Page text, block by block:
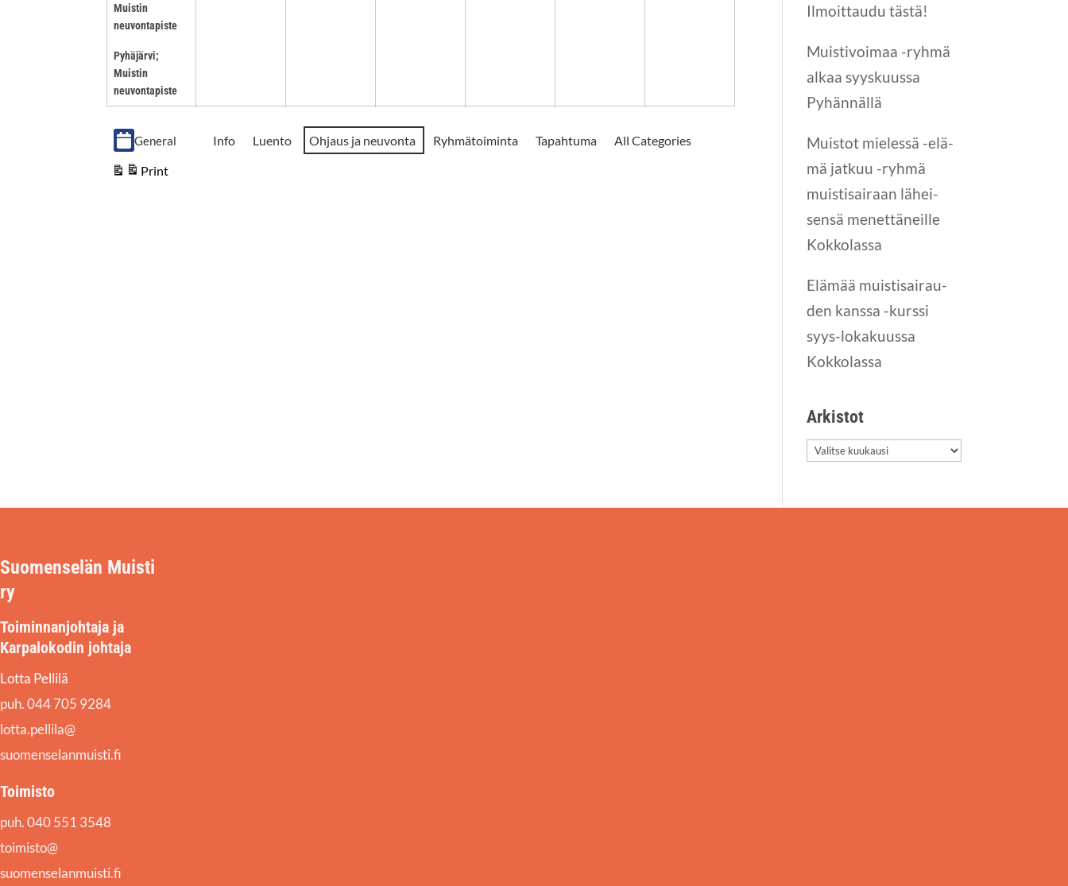
Muistin
neuvontapiste
Pyhäjärvi;
Muistin
neuvontapiste
Event
Cate­
General Info Luento Ohjaus ja neuvonta Ryhmätoiminta Tapahtuma
All Categories
Print
View
Ilmoit­tau­du tästä!
Muis­ti­voi­maa -ryh­mä
alkaa syys­kuus­sa
Pyhännällä
Muis­tot mie­les­sä -elä­
mä jat­kuu -ryh­mä
muis­ti­sai­raan lähei­
sen­sä menet­tä­neil­le
Kokkolassa
Elä­mää muis­ti­sai­rau­
den kans­sa -kurs­si
syys-loka­kuus­sa
Kokkolassa
Arkis­tot
Arkis­
Suomenselän Muisti
ry
Toiminnanjohtaja ja
Karpalokodin johtaja
Lotta Pellilä
puh. 044 705 9284
lotta.pellila@
suomenselanmuisti.fi
Toimisto
puh. 040 551 3548
toimisto@
suomenselanmuisti.fi